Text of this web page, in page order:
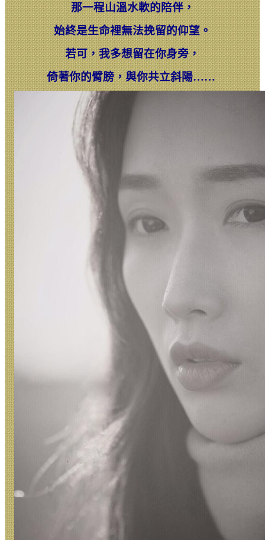
那一程山溫水軟的陪伴，
始終是生命裡無法挽留的仰望。
若可，我多想留在你身旁，
倚著你的臂膀，與你共立斜陽……